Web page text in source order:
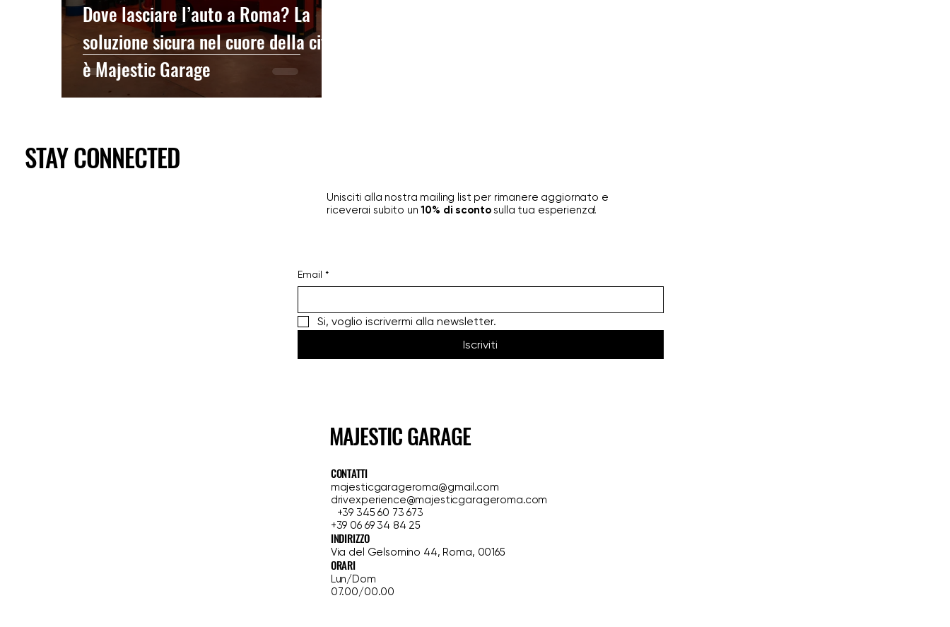
Dove lasciare l’auto a Roma? La
soluzione sicura nel cuore della città
è Majestic Garage
STAY CONNECTED
Unisciti alla nostra mailing list per rimanere aggiornato e
riceverai subito un10% di scontosulla tua esperienza!
Email *
Si, voglio iscrivermi alla newsletter.
Iscriviti
MAJESTIC GARAGE
CONTATTI
majesticgarageroma@gmail.com
drivexperience@majesticgarageroma.com
+39 345 60 73 673
+39 06 69 34 84 25
INDIRIZZO
Via del Gelsomino 44, Roma, 00165
ORARI
Lun/Dom
07.00/00.00